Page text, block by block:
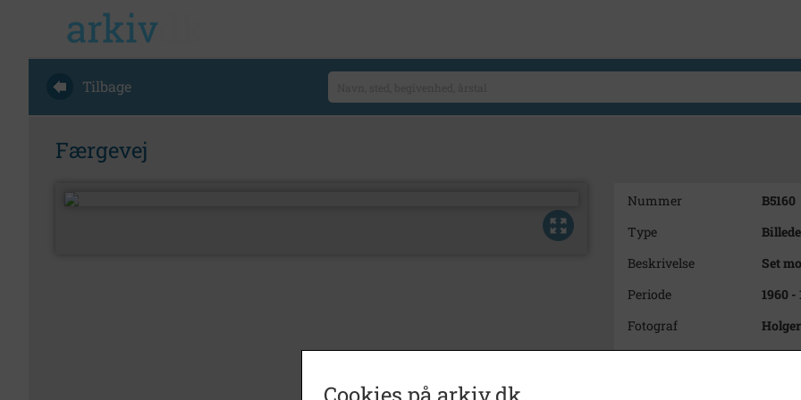
Tilbage
Færgevej
Nummer
B5160
Type
Beskrivelse
Set
Periode
1960 -
Fotograf
Størrelse
7 x 10
Cookies på arkiv.dk